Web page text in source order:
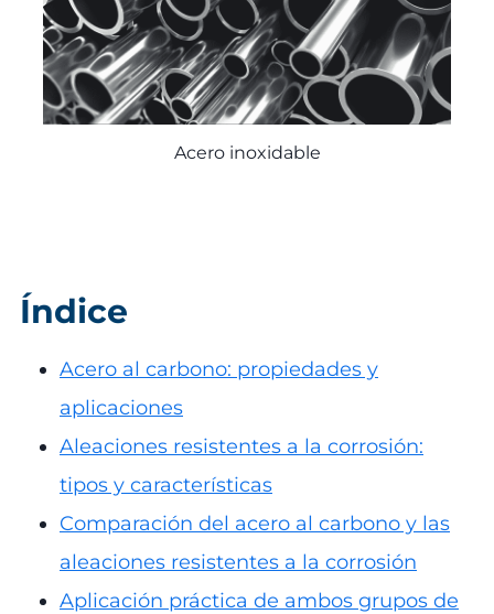
Acero inoxidable
Índice
Acero al carbono: propiedades y
aplicaciones
Aleaciones resistentes a la corrosión:
tipos y características
Comparación del acero al carbono y las
aleaciones resistentes a la corrosión
Aplicación práctica de ambos grupos de